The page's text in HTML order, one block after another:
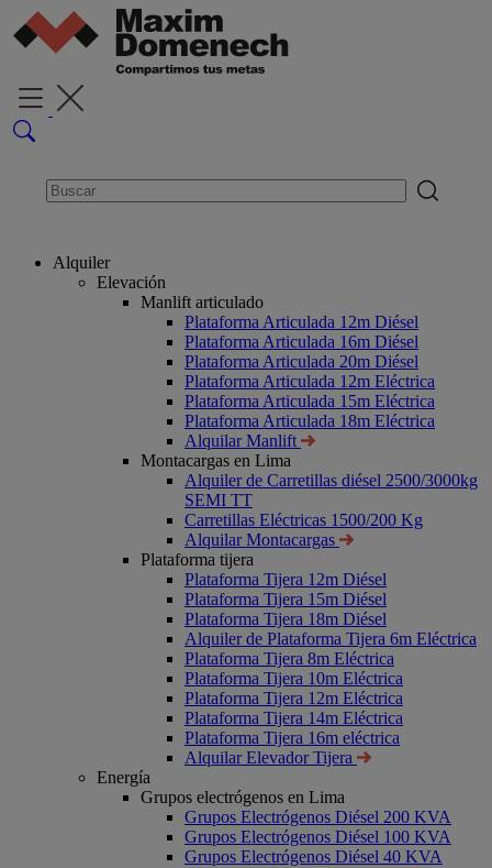
Alquiler
Elevación
Manlift articulado
Plataforma Articulada 12m Diésel
Plataforma Articulada 16m Diésel
Plataforma Articulada 20m Diésel
Plataforma Articulada 12m Eléctrica
Plataforma Articulada 15m Eléctrica
Plataforma Articulada 18m Eléctrica
Alquilar Manlift
Montacargas en Lima
Alquiler de Carretillas diésel 2500/3000kg
SEMI TT
Carretillas Eléctricas 1500/200 Kg
Alquilar Montacargas
Plataforma tijera
Plataforma Tijera 12m Diésel
Plataforma Tijera 15m Diésel
Plataforma Tijera 18m Diésel
Alquiler de Plataforma Tijera 6m Eléctrica
Plataforma Tijera 8m Eléctrica
Plataforma Tijera 10m Eléctrica
Plataforma Tijera 12m Eléctrica
Plataforma Tijera 14m Eléctrica
Plataforma Tijera 16m eléctrica
Alquilar Elevador Tijera
Energía
Grupos electrógenos en Lima
Grupos Electrógenos Diésel 200 KVA
Grupos Electrógenos Diésel 100 KVA
Grupos Electrógenos Diésel 40 KVA